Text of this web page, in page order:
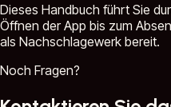
Dieses Handbuch führt Sie
Öffnen der App bis zum
als Nachschlagewerk bereit.
Noch Fragen?